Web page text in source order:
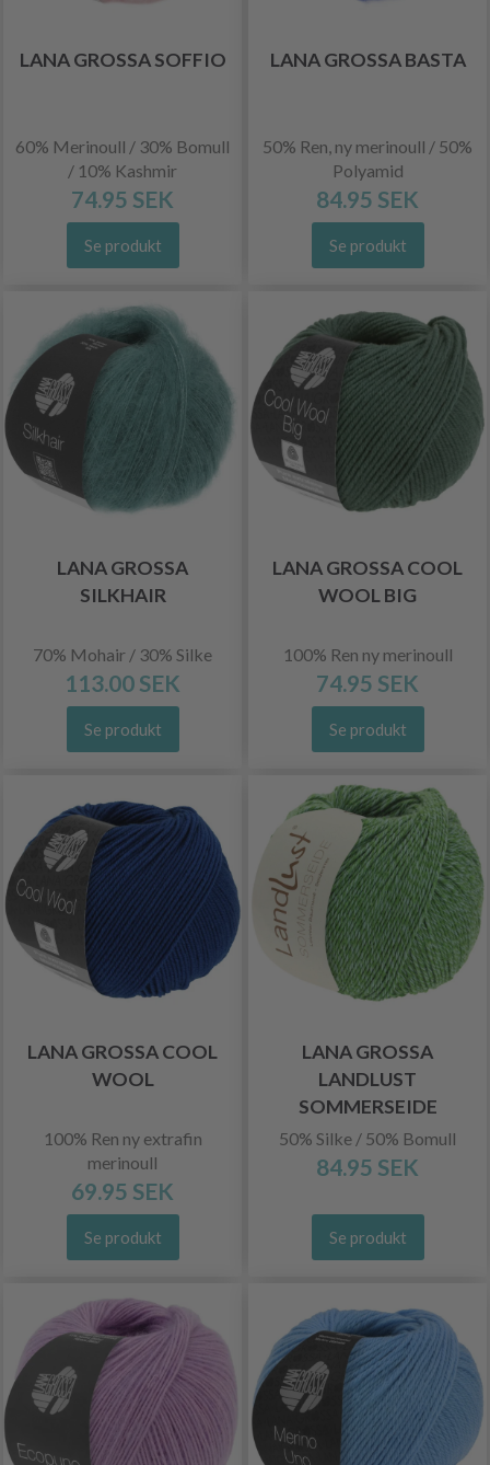
LANA GROSSA SOFFIO
60% Merinoull / 30% Bomull
/ 10% Kashmir
74.95 SEK
Se produkt
LANA GROSSA BASTA
50% Ren, ny merinoull / 50%
Polyamid
84.95 SEK
Se produkt
LANA GROSSA
SILKHAIR
70% Mohair / 30% Silke
113.00 SEK
Se produkt
LANA GROSSA COOL
WOOL BIG
100% Ren ny merinoull
74.95 SEK
Se produkt
LANA GROSSA COOL
WOOL
100% Ren ny extrafin
merinoull
69.95 SEK
Se produkt
LANA GROSSA
LANDLUST
SOMMERSEIDE
50% Silke / 50% Bomull
84.95 SEK
Se produkt